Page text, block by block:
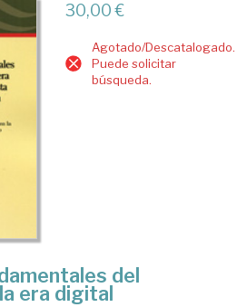
30,00 €
Agotado/Descatalogado.
Puede solicitar
búsqueda.
del
era digital